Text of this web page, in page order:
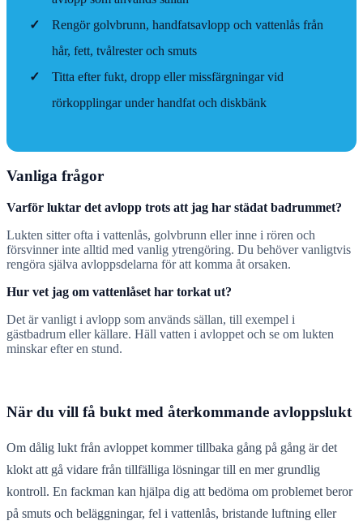
✓
Rengör golvbrunn, handfatsavlopp och vattenlås från
hår, fett, tvålrester och smuts
✓
Titta efter fukt, dropp eller missfärgningar vid
rörkopplingar under handfat och diskbänk
Vanliga frågor
Varför luktar det avlopp trots att jag har städat badrummet?
Lukten sitter ofta i vattenlås, golvbrunn eller inne i rören och
försvinner inte alltid med vanlig ytrengöring. Du behöver vanligtvis
rengöra själva avloppsdelarna för att komma åt orsaken.
Hur vet jag om vattenlåset har torkat ut?
Det är vanligt i avlopp som används sällan, till exempel i
gästbadrum eller källare. Häll vatten i avloppet och se om lukten
minskar efter en stund.
När du vill få bukt med återkommande avloppslukt
Om dålig lukt från avloppet kommer tillbaka gång på gång är det
klokt att gå vidare från tillfälliga lösningar till en mer grundlig
kontroll. En fackman kan hjälpa dig att bedöma om problemet beror
på smuts och beläggningar, fel i vattenlås, bristande luftning eller